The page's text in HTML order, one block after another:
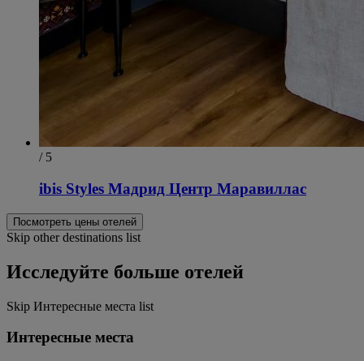
/ 5
ibis Styles Мадрид Центр Маравиллас
Посмотреть цены отелей
Skip other destinations list
Исследуйте больше отелей
Skip Интересные места list
Интересные места